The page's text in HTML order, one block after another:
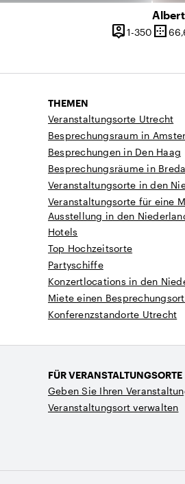
person_pin
Kapazität
1-350 1 bis
border_outer
THEMEN
Veranstaltungsorte Utrecht
Besprechungsraum in
Besprechungen in Den Haag
Besprechungsräume in Breda
Veranstaltungsorte in den
Veranstaltungsorte für eine
Ausstellung in den
Hotels
Top Hochzeitsorte
Partyschiffe
Konzertlocations in den
Miete einen
Konferenzstandorte Utrecht
FÜR VERANSTALTUNGSORTE
Geben Sie Ihren
Veranstaltungsort verwalten